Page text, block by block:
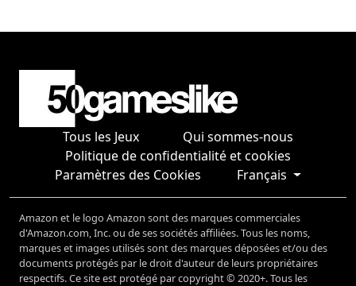
Tous les Jeux
Qui sommes-nous
Politique de confidentialité et cookies
Paramètres des Cookies
Français
Amazon et le logo Amazon sont des marques commerciales
d'Amazon.com, Inc. ou de ses sociétés affiliées. Tous les noms,
marques et images utilisés sont des marques déposées et/ou des
documents protégés par le droit d'auteur de leurs propriétaires
respectifs. Ce site est protégé par copyright © 2020+. Tous les